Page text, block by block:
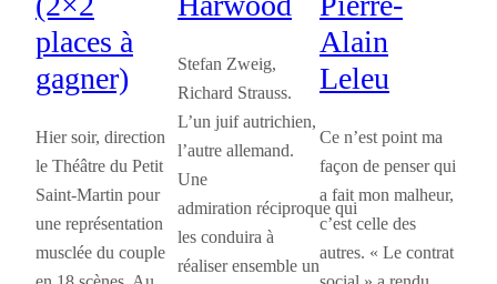
places à
gagner)
Hier soir, direction
le Théâtre du Petit
Saint-Martin pour
une représentation
musclée du couple
Stefan Zweig,
Richard Strauss.
L’un juif autrichien,
l’autre allemand.
Une
admiration réciproque qui
les conduira à
réaliser ensemble un
Alain
Leleu
Ce n’est point ma
façon de penser qui
a fait mon malheur,
c’est celle des
autres. « Le contrat